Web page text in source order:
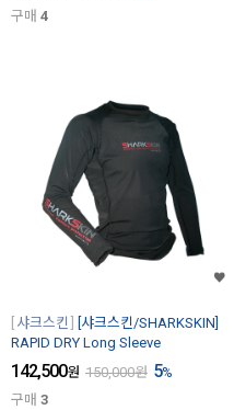
구매 4
샤크스킨
[샤크스킨/SHARKSKIN]
RAPID DRY Long Sleeve
142,500원 150,000원 5%
구매 3